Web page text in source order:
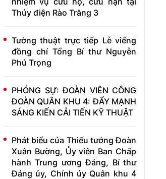
Thủy điện Rào Trăng 3
Tường thuật trực tiếp Lễ viếng
đồng chí Tổng Bí thư Nguyễn
Phú Trọng
PHÓNG SỰ: ĐOÀN VIÊN CÔNG
ĐOÀN QUÂN KHU 4: ĐẨY MẠNH
SÁNG KIẾN CẢI TIẾN KỸ THUẬT
Phát biểu của Thiếu tướng Đoàn
Xuân Bường, Ủy viên Ban Chấp
hành Trung ương Đảng, Bí thư
Đảng ủy, Chính ủy Quân khu 4